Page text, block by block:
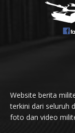
Website berita
terkini dari seluruh
foto dan video